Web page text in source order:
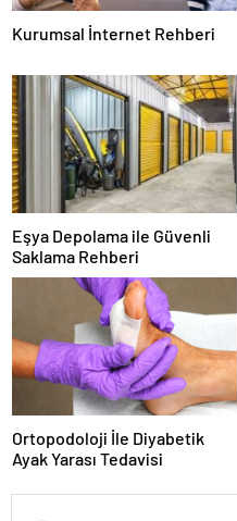
Kurumsal İnternet Rehberi
Eşya Depolama ile Güvenli
Saklama Rehberi
Ortopodoloji İle Diyabetik
Ayak Yarası Tedavisi